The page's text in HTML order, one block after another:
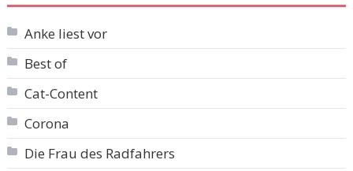
Anke liest vor
Best of
Cat-Content
Corona
Die Frau des Radfahrers